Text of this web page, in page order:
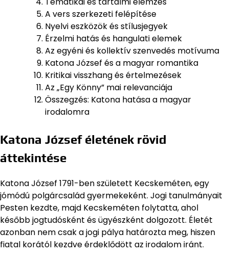
A vers szerkezeti felépítése
Nyelvi eszközök és stílusjegyek
Érzelmi hatás és hangulati elemek
Az egyéni és kollektív szenvedés motívuma
Katona József és a magyar romantika
Kritikai visszhang és értelmezések
Az „Egy Könny” mai relevanciája
Összegzés: Katona hatása a magyar
irodalomra
Katona József életének rövid
áttekintése
Katona József 1791-ben született Kecskeméten, egy
jómódú polgárcsalád gyermekeként. Jogi tanulmányait
Pesten kezdte, majd Kecskeméten folytatta, ahol
később jogtudósként és ügyészként dolgozott. Életét
azonban nem csak a jogi pálya határozta meg, hiszen
fiatal korától kezdve érdeklődött az irodalom iránt.